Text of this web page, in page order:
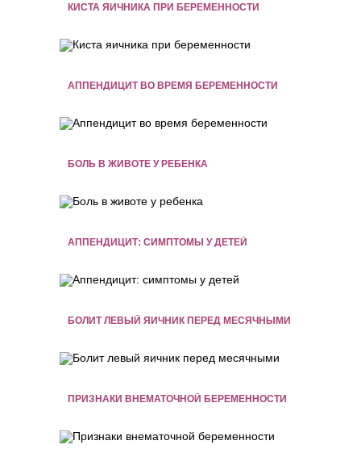
КИСТА ЯИЧНИКА ПРИ БЕРЕМЕННОСТИ
АППЕНДИЦИТ ВО ВРЕМЯ БЕРЕМЕННОСТИ
БОЛЬ В ЖИВОТЕ У РЕБЕНКА
АППЕНДИЦИТ: СИМПТОМЫ У ДЕТЕЙ
БОЛИТ ЛЕВЫЙ ЯИЧНИК ПЕРЕД МЕСЯЧНЫМИ
ПРИЗНАКИ ВНЕМАТОЧНОЙ БЕРЕМЕННОСТИ